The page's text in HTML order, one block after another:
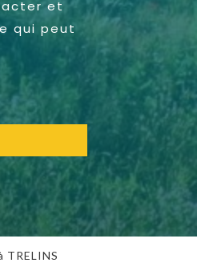
et
qui peut
TRELINS